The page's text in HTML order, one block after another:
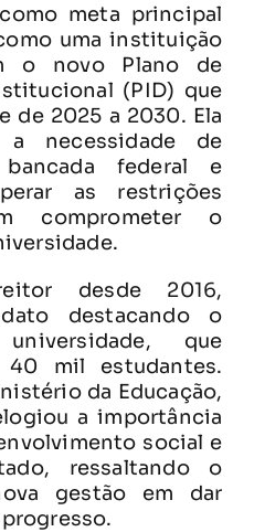
meta principal
uma instituição
o novo Plano de
(PID) que
de 2025 a 2030. Ela
a necessidade de
federal e
as restrições
comprometer o
desde 2016,
destacando o
que
40 mil estudantes.
da Educação,
a importância
social e
ressaltando o
gestão em dar